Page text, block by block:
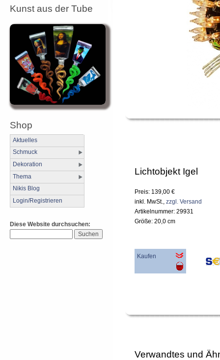
Kunst aus der Tube
Shop
Aktuelles
Schmuck
Dekoration
Thema
Nikis Blog
Login/Registrieren
Diese Website durchsuchen:
Lichtobjekt Igel
Preis: 139,00 €
inkl. MwSt., zzgl. Versand
Artikelnummer: 29931
Größe: 20,0 cm
Kaufen
Verwandtes und